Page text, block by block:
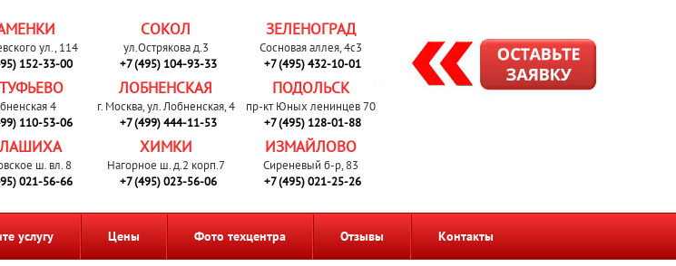
ул., 114
152-33-00
СОКОЛ
ул.Острякова д.3
+7 (495) 104-93-33
ЗЕЛЕНОГРАД
Сосновая аллея, 4с3
+7 (495) 432-10-01
4
110-53-06
ЛОБНЕНСКАЯ
г. Москва, ул. Лобненская, 4
+7 (499) 444-11-53
ПОДОЛЬСК
пр-кт Юных ленинцев 70
+7 (495) 128-01-88
ш. вл. 8
021-56-66
ХИМКИ
Нагорное ш. д.2 корп.7
+7 (495) 023-56-06
ИЗМАЙЛОВО
Сиреневый б-р, 83
+7 (495) 021-25-26
услугу Цены Фото техцентра Отзывы Контакты